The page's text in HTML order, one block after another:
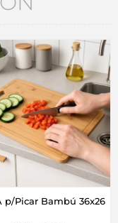
p/Picar Bambú 36x26